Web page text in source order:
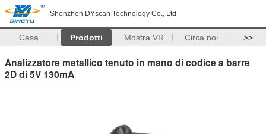
Shenzhen DYscan Technology Co., Ltd
Casa Prodotti Mostra VR Circa noi >>
Analizzatore metallico tenuto in mano di codice a barre
2D di 5V 130mA